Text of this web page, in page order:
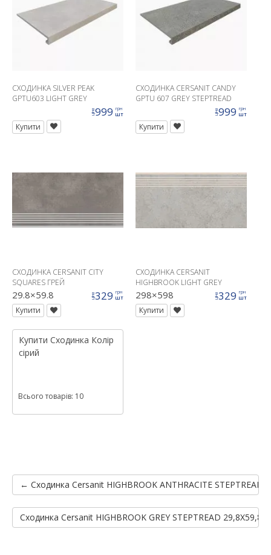
СХОДИНКA SILVER PEAK
GPTU603 LIGHT GREY
STEPTREAD KAPINOS 31, 8X59, 8
ціна999 грн
шт
Купити
СХОДИНКA CERSANIT CANDY
GPTU 607 GREY STEPTREAD
ціна999 грн
шт
Купити
СХОДИНКА CERSANIT CITY
SQUARES ГРЕЙ
29.8×59.8 ціна329 грн
шт
Купити
СХОДИНКA CERSANIT
HIGHBROOK LIGHT GREY
STEPTREAD 29,8X59,8
298×598 ціна329 грн
шт
Купити
Купити Сходинка Колір
сірий
Всього товарів: 10
← Сходинкa Cersanit HIGHBROOK ANTHRACITE STEPTREAD
Сходинкa Cersanit HIGHBROOK GREY STEPTREAD 29,8X59,8